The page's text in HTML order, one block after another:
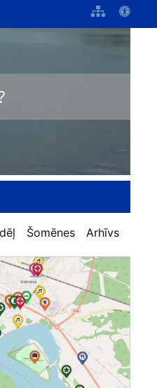
Šomēnes Arhīvs